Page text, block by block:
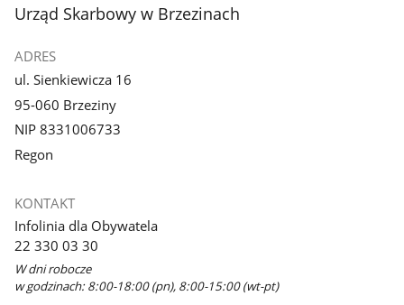
stopka
Urząd Skarbowy w Brzezinach
ADRES
ul. Sienkiewicza 16
95-060 Brzeziny
NIP 8331006733
Regon
KONTAKT
Infolinia dla Obywatela
22 330 03 30
W dni robocze
w godzinach: 8:00-18:00 (pn), 8:00-15:00 (wt-pt)